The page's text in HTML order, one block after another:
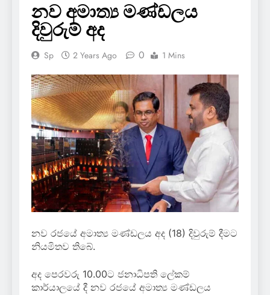
නව අමාත්‍ය මණ්ඩලය
දිවුරුම් අද
Sp 2 Years Ago 0 1 Mins
නව රජයේ අමාත්‍ය මණ්ඩලය අද (18) දිවුරුම් දීමට
නියමිතව තිබේ.
‍අද පෙරවරු 10.00ට ජනාධිපති ලේකම්
කාර්යාලයේ දී නව රජයේ අමාත්‍ය මණ්ඩලය